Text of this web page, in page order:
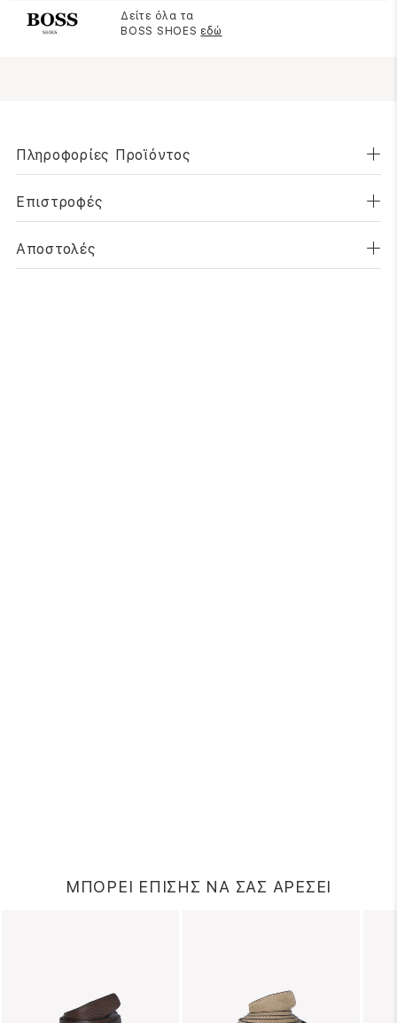
Δείτε όλα τα
BOSS SHOES εδώ
Πληροφορίες Προϊόντος
Επιστροφές
Αποστολές
ΜΠΟΡΕΙ ΕΠΙΣΗΣ ΝΑ ΣΑΣ ΑΡΕΣΕΙ